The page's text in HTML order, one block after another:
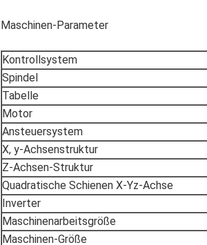
Maschinen-Parameter
Kontrollsystem
Spindel
Tabelle
Motor
Ansteuersystem
X, y-Achsenstruktur
Z-Achsen-Struktur
Quadratische Schienen X-Yz-Achse
Inverter
Maschinenarbeitsgröße
Maschinen-Größe